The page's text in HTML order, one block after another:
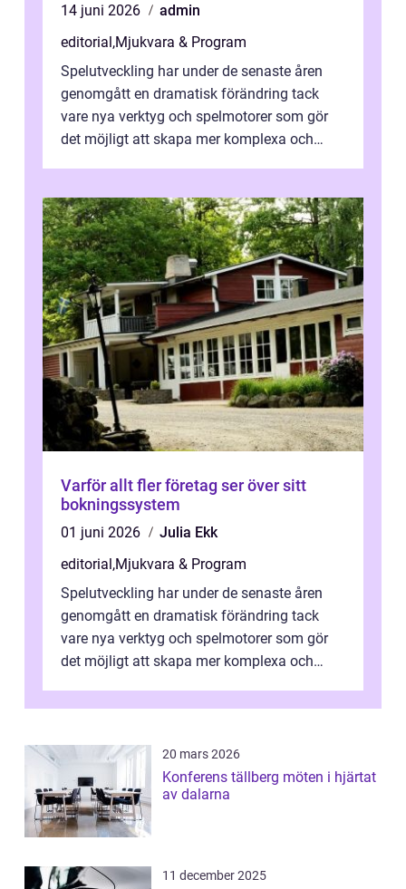
14 juni 2026
admin
editorial,Mjukvara & Program
Spelutveckling har under de senaste åren
genomgått en dramatisk förändring tack
vare nya verktyg och spelmotorer som gör
det möjligt att skapa mer komplexa och
Varför allt fler företag ser över sitt
bokningssystem
01 juni 2026
Julia Ekk
editorial,Mjukvara & Program
Spelutveckling har under de senaste åren
genomgått en dramatisk förändring tack
vare nya verktyg och spelmotorer som gör
det möjligt att skapa mer komplexa och
20 mars 2026
Konferens tällberg möten i hjärtat
av dalarna
11 december 2025